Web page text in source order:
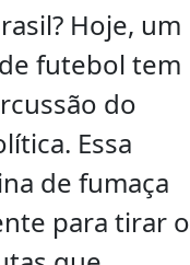
Hoje, um
futebol tem
do
Essa
de fumaça
para tirar o